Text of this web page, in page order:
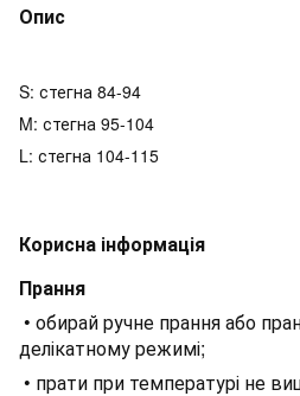
Опис
S: стегна 84-94
M: стегна 95-104
L: стегна 104-115
Корисна інформація
Прання
• обирай ручне прання або
делікатному режимі;
• прати при температурі не